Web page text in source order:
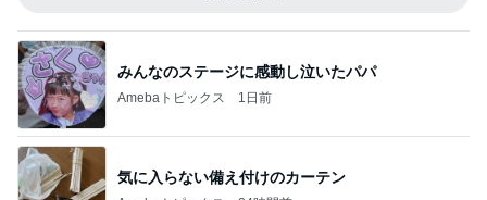
買うか悩んで朝を迎えたら完売
Amebaトピックス 1日前